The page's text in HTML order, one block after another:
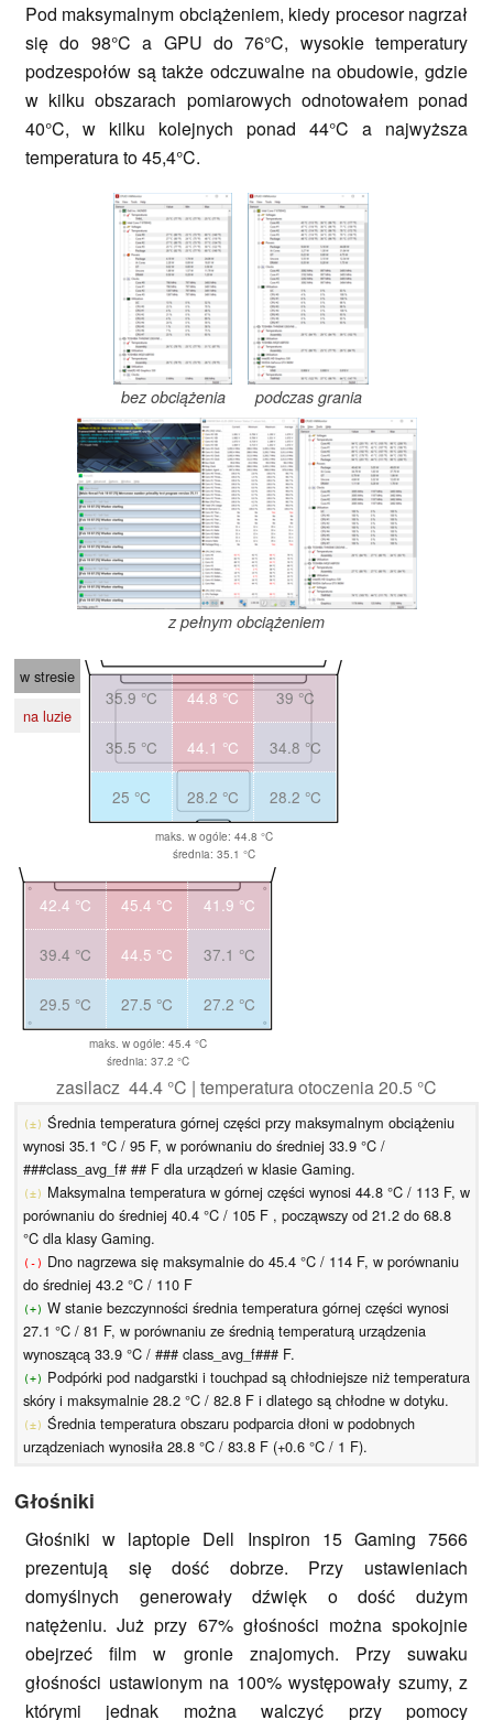
Pod maksymalnym obciążeniem, kiedy procesor nagrzał
się do 98°C a GPU do 76°C, wysokie temperatury
podzespołów są także odczuwalne na obudowie, gdzie
w kilku obszarach pomiarowych odnotowałem ponad
40°C, w kilku kolejnych ponad 44°C a najwyższa
temperatura to 45,4°C.
bez obciążenia podczas grania
z pełnym obciążeniem
w stresie
na luzie
35.9 °C 44.8 °C 39 °C
35.5 °C 44.1 °C 34.8 °C
25 °C 28.2 °C 28.2 °C
maks. w ogóle: 44.8 °C
średnia: 35.1 °C
42.4 °C 45.4 °C 41.9 °C
39.4 °C 44.5 °C 37.1 °C
29.5 °C 27.5 °C 27.2 °C
maks. w ogóle: 45.4 °C
średnia: 37.2 °C
zasilacz 44.4 °C | temperatura otoczenia 20.5 °C
(±) Średnia temperatura górnej części przy maksymalnym obciążeniu
wynosi 35.1 °C / 95 F, w porównaniu do średniej 33.9 °C /
###class_avg_f# ## F dla urządzeń w klasie Gaming.
(±) Maksymalna temperatura w górnej części wynosi 44.8 °C / 113 F, w
porównaniu do średniej 40.4 °C / 105 F , począwszy od 21.2 do 68.8
°C dla klasy Gaming.
(-) Dno nagrzewa się maksymalnie do 45.4 °C / 114 F, w porównaniu
do średniej 43.2 °C / 110 F
(+) W stanie bezczynności średnia temperatura górnej części wynosi
27.1 °C / 81 F, w porównaniu ze średnią temperaturą urządzenia
wynoszącą 33.9 °C / ### class_avg_f### F.
(+) Podpórki pod nadgarstki i touchpad są chłodniejsze niż temperatura
skóry i maksymalnie 28.2 °C / 82.8 F i dlatego są chłodne w dotyku.
(±) Średnia temperatura obszaru podparcia dłoni w podobnych
urządzeniach wynosiła 28.8 °C / 83.8 F (+0.6 °C / 1 F).
Głośniki
Głośniki w laptopie Dell Inspiron 15 Gaming 7566
prezentują się dość dobrze. Przy ustawieniach
domyślnych generowały dźwięk o dość dużym
natężeniu. Już przy 67% głośności można spokojnie
obejrzeć film w gronie znajomych. Przy suwaku
głośności ustawionym na 100% występowały szumy, z
którymi jednak można walczyć przy pomocy